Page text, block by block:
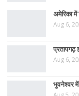
अमेरिका में
Aug 6,
प्रतापगढ़
Aug 6,
भुवनेश्वर